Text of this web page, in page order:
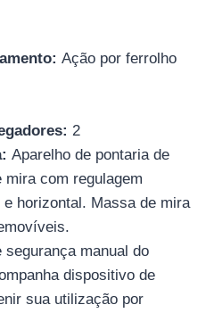
Ação por ferrolho
2
Aparelho de pontaria de
com regulagem
horizontal. Massa de mira
segurança manual do
dispositivo de
sua utilização por